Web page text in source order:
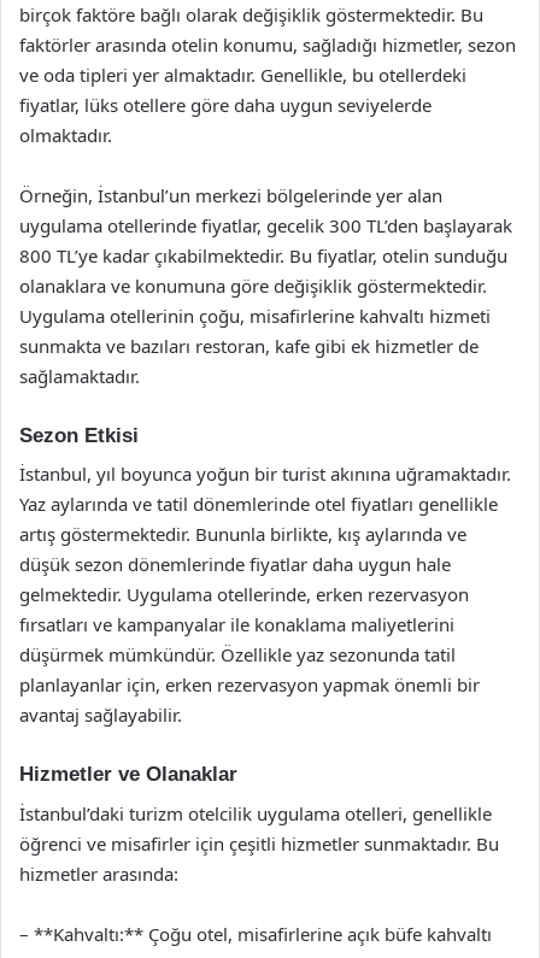
birçok faktöre bağlı olarak değişiklik göstermektedir. Bu
faktörler arasında otelin konumu, sağladığı hizmetler, sezon
ve oda tipleri yer almaktadır. Genellikle, bu otellerdeki
fiyatlar, lüks otellere göre daha uygun seviyelerde
olmaktadır.
Örneğin, İstanbul’un merkezi bölgelerinde yer alan
uygulama otellerinde fiyatlar, gecelik 300 TL’den başlayarak
800 TL’ye kadar çıkabilmektedir. Bu fiyatlar, otelin sunduğu
olanaklara ve konumuna göre değişiklik göstermektedir.
Uygulama otellerinin çoğu, misafirlerine kahvaltı hizmeti
sunmakta ve bazıları restoran, kafe gibi ek hizmetler de
sağlamaktadır.
Sezon Etkisi
İstanbul, yıl boyunca yoğun bir turist akınına uğramaktadır.
Yaz aylarında ve tatil dönemlerinde otel fiyatları genellikle
artış göstermektedir. Bununla birlikte, kış aylarında ve
düşük sezon dönemlerinde fiyatlar daha uygun hale
gelmektedir. Uygulama otellerinde, erken rezervasyon
fırsatları ve kampanyalar ile konaklama maliyetlerini
düşürmek mümkündür. Özellikle yaz sezonunda tatil
planlayanlar için, erken rezervasyon yapmak önemli bir
avantaj sağlayabilir.
Hizmetler ve Olanaklar
İstanbul’daki turizm otelcilik uygulama otelleri, genellikle
öğrenci ve misafirler için çeşitli hizmetler sunmaktadır. Bu
hizmetler arasında:
– **Kahvaltı:** Çoğu otel, misafirlerine açık büfe kahvaltı